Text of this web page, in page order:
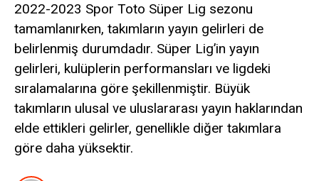
2022-2023 Spor Toto Süper Lig sezonu
tamamlanırken, takımların yayın gelirleri de
belirlenmiş durumdadır. Süper Lig’in yayın
gelirleri, kulüplerin performansları ve ligdeki
sıralamalarına göre şekillenmiştir. Büyük
takımların ulusal ve uluslararası yayın haklarından
elde ettikleri gelirler, genellikle diğer takımlara
göre daha yüksektir.